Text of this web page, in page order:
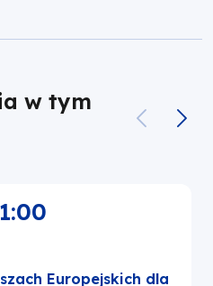
w tym
Europejskich dla